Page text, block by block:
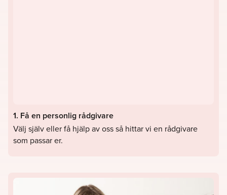
1. Få en personlig rådgivare
Välj själv eller få hjälp av oss så hittar vi en rådgivare
som passar er.